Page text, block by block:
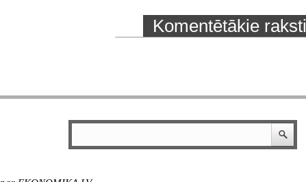
Komentētākie raksti